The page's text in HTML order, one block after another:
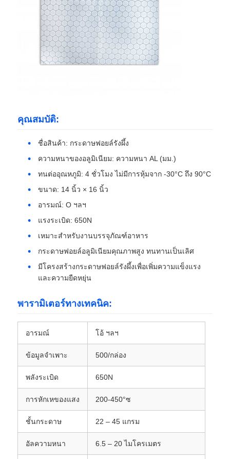
ทัวร์โรงงาน
การควบคุมคุณภาพ
ข่าว
กรณี
ขอทุน
ม้วนอลูมิเนียมฟอยล์
ขดลวดอลูมิเนียมเคลือบสี
ขดลวดอลูมิเนียม
อลูมิเนียม Strip Coil
แผ่นตาหมากรุกอลูมิเนียม
อลูมิเนียมนูน
คุณสมบัติ:
ชื่อสินค้า: กระดาษฟอยล์รังผึ้ง
ความหนาของอลูมิเนียม: ความหนา AL (มม.)
ทนต่ออุณหภูมิ: 4 ชั่วโมง ไม่มีการหุ้มจาก -30°C ถึง 90°C
ขนาด: 14 นิ้ว × 16 นิ้ว
อารมณ์: O ฯลฯ
แรงระเบิด: 650N
เหมาะสำหรับงานบรรจุภัณฑ์อาหาร
กระดาษฟอยล์อลูมิเนียมคุณภาพสูง ทนทานเป็นเลิศ
มีโครงสร้างกระดาษฟอยล์รังผึ้งเพื่อเพิ่มความแข็งแรง
และความยืดหยุ่น
พารามิเตอร์ทางเทคนิค:
อารมณ์ โอ้ ฯลฯ
ข้อมูลจำเพาะ 500/กล่อง
พลังระเบิด 650N
การหักเหของแสง 200-450°ซ
ชั้นกระดาษ 22 – 45 แกรม
อัลความหนา 6.5 – 20 ไมโครเมตร